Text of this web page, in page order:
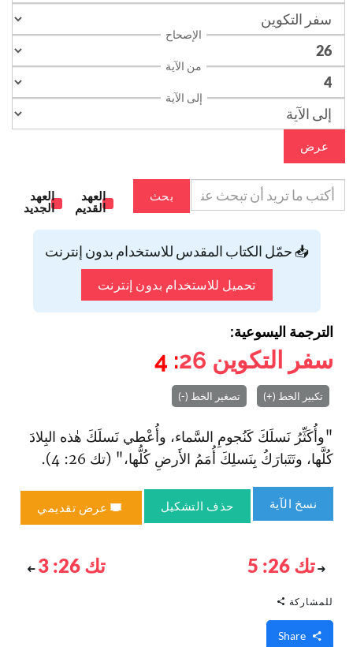
الإصحاح
من الآية
إلى الآية
عرض
بحث
العهد
القديم
العهد
الجديد
📥 حمّل الكتاب المقدس للاستخدام بدون إنترنت
تحميل للاستخدام بدون إنترنت
الترجمة اليسوعية:
سفر التكوين 26
: 4
تكبير الخط (+) تصغير الخط (-)
"وأُكَثِّرُ نَسلَكَ كَنُجومِ السَّماء، وأُعْطي نَسلَكَ هٰذه البِلادَ
كُلَّها، وتَتَبارَكُ بِنَسلِكَ أُمَمُ الأَرضِ كُلُّها،" (تك 26: 4).
نسخ الآية حذف التشكيل عرض تقديمي
تك 26: 5 تك 26: 3
للمشاركة